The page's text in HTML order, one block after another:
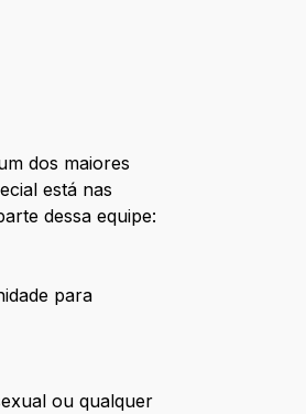
dos maiores
está nas
dessa equipe:
para
ou qualquer